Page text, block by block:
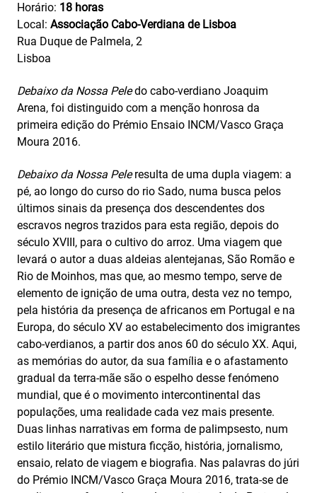
Horário: 18 horas
Local: Associação Cabo-Verdiana de Lisboa
Rua Duque de Palmela, 2
Lisboa
Debaixo da Nossa Peledo cabo-verdiano Joaquim
Arena, foi distinguido com a menção honrosa da
primeira edição do Prémio Ensaio INCM/Vasco Graça
Moura 2016.
Debaixo da Nossa Peleresulta de uma dupla viagem: a
pé, ao longo do curso do rio Sado, numa busca pelos
últimos sinais da presença dos descendentes dos
escravos negros trazidos para esta região, depois do
século XVIII, para o cultivo do arroz. Uma viagem que
levará o autor a duas aldeias alentejanas, São Romão e
Rio de Moinhos, mas que, ao mesmo tempo, serve de
elemento de ignição de uma outra, desta vez no tempo,
pela história da presença de africanos em Portugal e na
Europa, do século XV ao estabelecimento dos imigrantes
cabo-verdianos, a partir dos anos 60 do século XX. Aqui,
as memórias do autor, da sua família e o afastamento
gradual da terra-mãe são o espelho desse fenómeno
mundial, que é o movimento intercontinental das
populações, uma realidade cada vez mais presente.
Duas linhas narrativas em forma de palimpsesto, num
estilo literário que mistura ficção, história, jornalismo,
ensaio, relato de viagem e biografia. Nas palavras do júri
do Prémio INCM/Vasco Graça Moura 2016, trata-se de